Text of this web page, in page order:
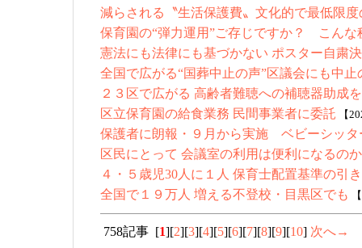
減らされる〝生活保護費〟文化的で最低限
保育園の“弾力運用”ご存じですか？ こん
憲法にも法律にも基づかない ポスター自粛
全国で広がる“国葬中止の声”区議会にも中止
２３区で広がる 高齢者難聴への補聴器助成
区立保育園の給食業務 民間事業者に委託 【
保護者に朗報・９月から実施 ベビーシッタ
区民にとって 会議室の利用は便利になるの
４・５歳児30人に１人 保育士配置基準の引
全国で１９万人 増える不登校・目黒区でも
758記事 [1][2][3][4][5][6][7][8][9][10]次へ→